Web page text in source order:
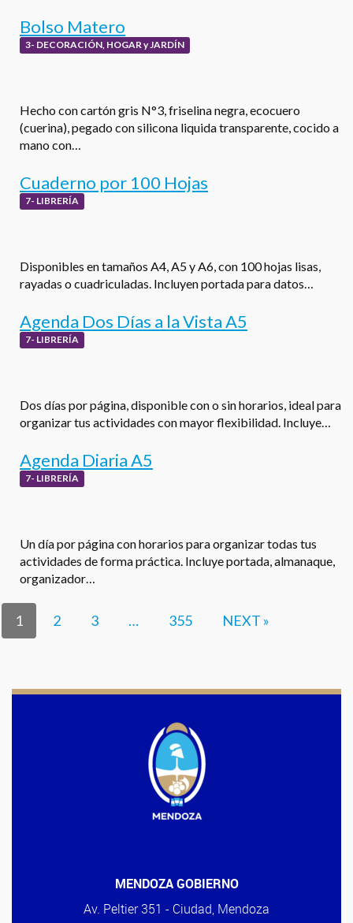
Bolso Matero
3- DECORACIÓN, HOGAR y JARDÍN
Hecho con cartón gris N°3, friselina negra, ecocuero
(cuerina), pegado con silicona liquida transparente, cocido a
mano con…
Cuaderno por 100 Hojas
7- LIBRERÍA
Disponibles en tamaños A4, A5 y A6, con 100 hojas lisas,
rayadas o cuadriculadas. Incluyen portada para datos…
Agenda Dos Días a la Vista A5
7- LIBRERÍA
Dos días por página, disponible con o sin horarios, ideal para
organizar tus actividades con mayor flexibilidad. Incluye…
Agenda Diaria A5
7- LIBRERÍA
Un día por página con horarios para organizar todas tus
actividades de forma práctica. Incluye portada, almanaque,
organizador…
1 2 3 … 355 NEXT »
MENDOZA GOBIERNO
Av. Peltier 351 - Ciudad, Mendoza